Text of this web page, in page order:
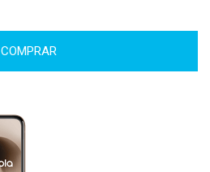
COMPRAR